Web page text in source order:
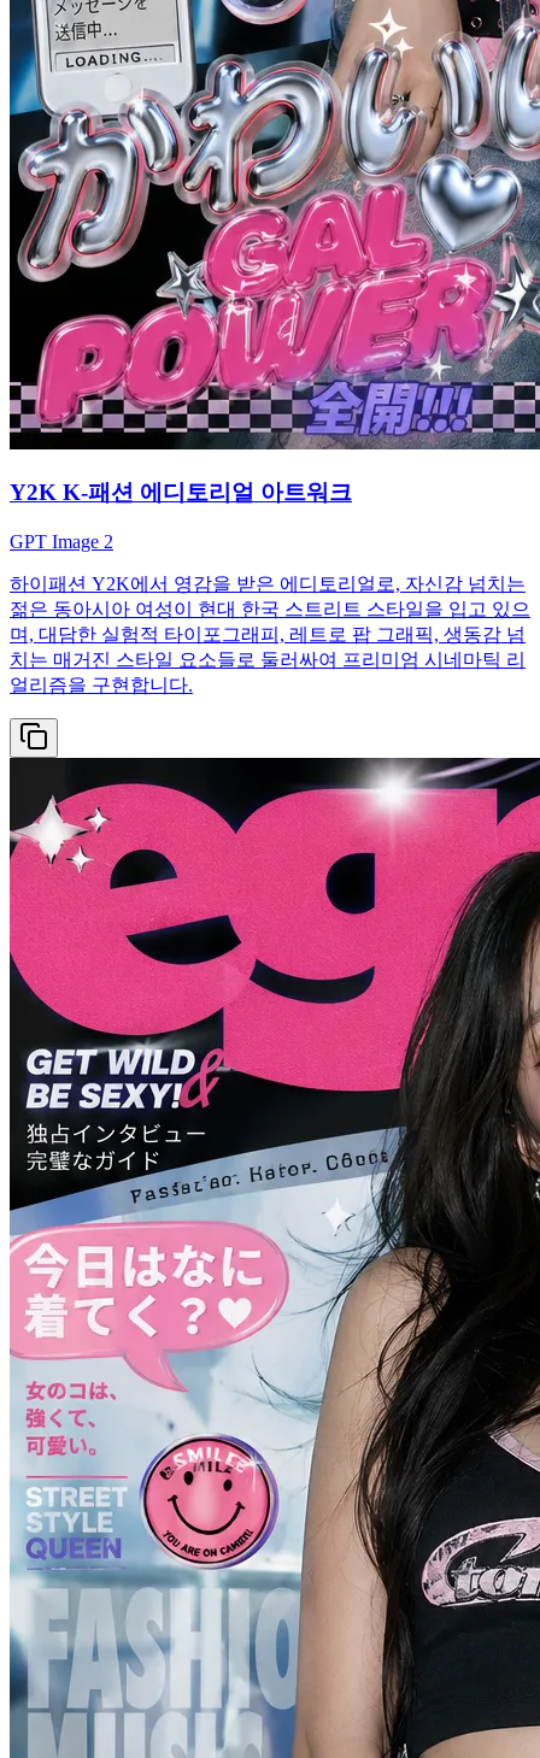
Y2K K-패션 에디토리얼 아트워크
GPT Image 2
하이패션 Y2K에서 영감을 받은 에디토리얼로, 자신감 넘치는
젊은 동아시아 여성이 현대 한국 스트리트 스타일을 입고 있으
며, 대담한 실험적 타이포그래피, 레트로 팝 그래픽, 생동감 넘
치는 매거진 스타일 요소들로 둘러싸여 프리미엄 시네마틱 리
얼리즘을 구현합니다.